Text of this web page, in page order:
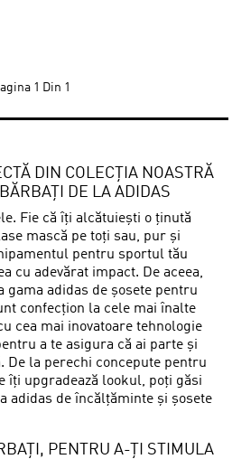
1 Din 1
DIN COLECȚIA NOASTRĂ
DE LA ADIDAS
Fie că îți alcătuiești o ținută
mască pe toți sau, pur și
pentru sportul tău
cu adevărat impact. De aceea,
gama adidas de șosete pentru
confecțion la cele mai înalte
cea mai inovatoare tehnologie
a te asigura că ai parte și
De la perechi concepute pentru
îți upgradează lookul, poți găsi
adidas de încălțăminte și șosete
PENTRU A-ȚI STIMULA